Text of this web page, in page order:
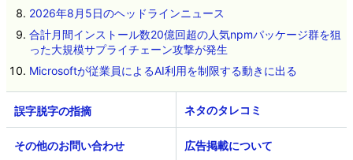
2026年8月5日のヘッドラインニュース
合計月間インストール数20億回超の人気npmパッケージ群を狙
った大規模サプライチェーン攻撃が発生
Microsoftが従業員によるAI利用を制限する動きに出る
ネタのタレコミ
その他のお問い合わせ 広告掲載について